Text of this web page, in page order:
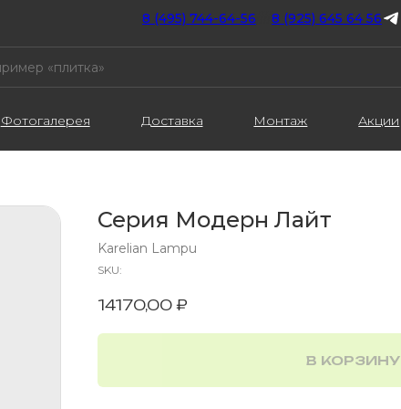
8 (495) 744-64-56 8 (925) 645 64 56
Фотогалерея Доставка Монтаж Акции
Серия Модерн Лайт
Karelian Lampu
SKU:
14170,00 ₽
В КОРЗИНУ